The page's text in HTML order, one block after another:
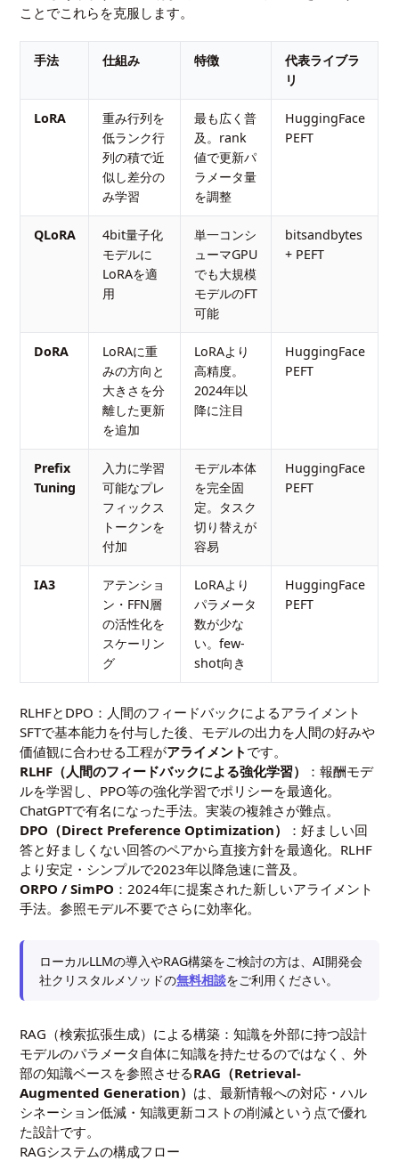
ことでこれらを克服します。
手法 仕組み 特徴
代表ライブラ
リ
LoRA
重み行列を
低ランク行
列の積で近
似し差分の
み学習
最も広く普
及。rank
値で更新パ
ラメータ量
を調整
HuggingFace
PEFT
QLoRA
4bit量子化
モデルに
LoRAを適
用
単一コンシ
ューマGPU
でも大規模
モデルのFT
可能
bitsandbytes
+ PEFT
DoRA
LoRAに重
みの方向と
大きさを分
離した更新
を追加
LoRAより
高精度。
2024年以
降に注目
HuggingFace
PEFT
Prefix
Tuning
入力に学習
可能なプレ
フィックス
トークンを
付加
モデル本体
を完全固
定。タスク
切り替えが
容易
HuggingFace
PEFT
IA3
アテンショ
ン・FFN層
の活性化を
スケーリン
グ
LoRAより
パラメータ
数が少な
い。few-
shot向き
HuggingFace
PEFT
RLHFとDPO：人間のフィードバックによるアライメント
SFTで基本能力を付与した後、モデルの出力を人間の好みや
価値観に合わせる工程がアライメント です。
RLHF（人間のフィードバックによる強化学習）
：報酬モデ
ルを学習し、PPO等の強化学習でポリシーを最適化。
ChatGPTで有名になった手法。実装の複雑さが難点。
DPO（Direct Preference Optimization）
：好ましい回
答と好ましくない回答のペアから直接方針を最適化。RLHF
より安定・シンプルで2023年以降急速に普及。
ORPO / SimPO ：2024年に提案された新しいアライメント
手法。参照モデル不要でさらに効率化。
ローカルLLMの導入やRAG構築をご検討の方は、AI開発会
社クリスタルメソッドの無料相談をご利用ください。
RAG（検索拡張生成）による構築：知識を外部に持つ設計
モデルのパラメータ自体に知識を持たせるのではなく、外
部の知識ベースを参照させるRAG（Retrieval-
Augmented Generation） は、最新情報への対応・ハル
シネーション低減・知識更新コストの削減という点で優れ
た設計です。
RAGシステムの構成フロー